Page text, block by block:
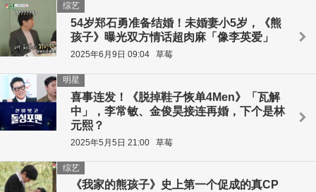
54岁郑石勇准备结婚！未婚妻小5岁，《熊
孩子》曝光双方情话超肉麻「像李英爱」
综艺
2025年6月9日 09:04 草莓
喜事连发！《脱掉鞋子恢单4Men》「瓦解
中」，李常敏、金俊昊接连再婚，下个是林
元熙？
明星
2025年5月5日 21:00 草莓
《我家的熊孩子》史上第一个促成的真CP
综艺